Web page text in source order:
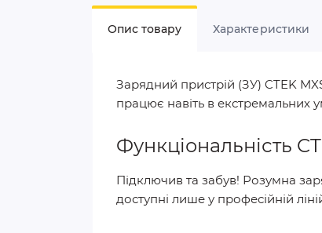
Опис товару Характеристики
Зарядний пристрій (ЗУ) CTEK
працює навіть в екстремальних
Функціональність
Підключив та забув! Розумна
доступні лише у професійній